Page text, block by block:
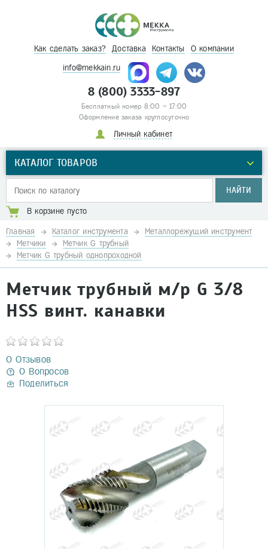
Как сделать заказ? Доставка Контакты О компании
info@mekkain.ru
8 (800) 3333-897
Бесплатный номер 8:00 – 17:00
Оформление заказа круглосуточно
Личный кабинет
КАТАЛОГ ТОВАРОВ
НАЙТИ
В корзине пусто
Главная Каталог инструмента
Металлорежущий инструмент
Метчики
Метчик G трубный
Метчик G трубный однопроходной
Метчик трубный м/р G 3/8
HSS винт. канавки
0 Отзывов
0 Вопросов
Поделиться